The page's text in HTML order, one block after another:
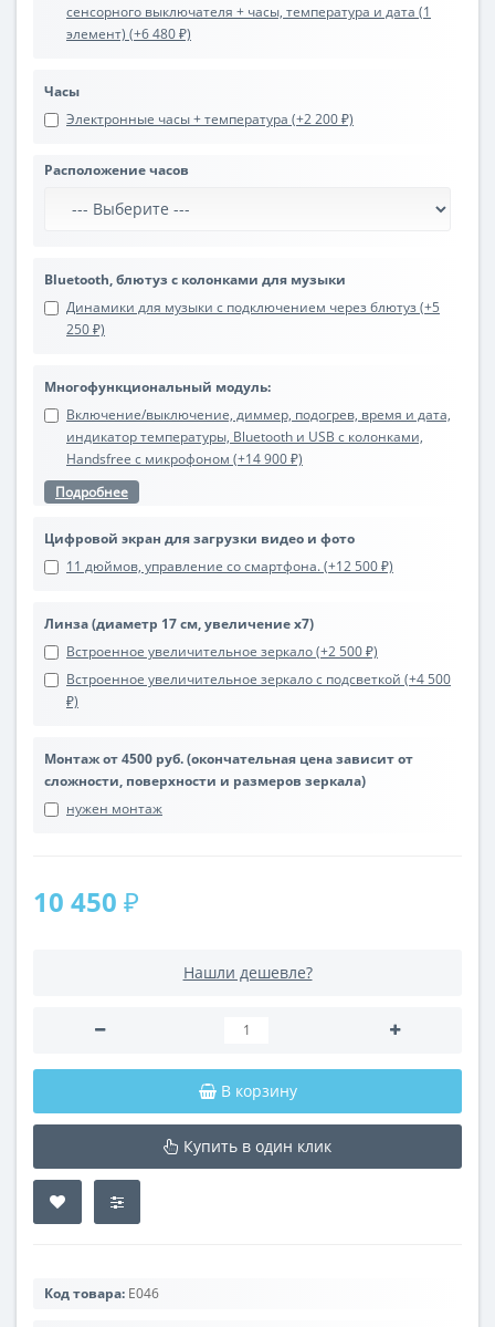
сенсорного выключателя + часы, температура и дата (1
элемент) (+6 480 ₽)
Часы
Электронные часы + температура (+2 200 ₽)
Расположение часов
Bluetooth, блютуз с колонками для музыки
Динамики для музыки с подключением через блютуз (+5
250 ₽)
Многофункциональный модуль:
Включение/выключение, диммер, подогрев, время и дата,
индикатор температуры, Bluetooth и USB с колонками,
Handsfree с микрофоном (+14 900 ₽)
Подробнее
Цифровой экран для загрузки видео и фото
11 дюймов, управление со смартфона. (+12 500 ₽)
Линза (диаметр 17 см, увеличение х7)
Встроенное увеличительное зеркало (+2 500 ₽)
Встроенное увеличительное зеркало с подсветкой (+4 500
₽)
Монтаж от 4500 руб. (окончательная цена зависит от
сложности, поверхности и размеров зеркала)
нужен монтаж
10 450 ₽
Нашли дешевле?
В корзину
Купить в один клик
Код товара: E046